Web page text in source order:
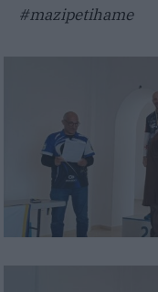
#mazipetihame